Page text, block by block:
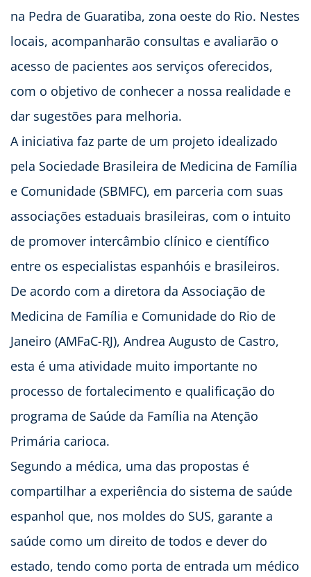
na Pedra de Guaratiba, zona oeste do Rio. Nestes
locais, acompanharão consultas e avaliarão o
acesso de pacientes aos serviços oferecidos,
com o objetivo de conhecer a nossa realidade e
dar sugestões para melhoria.
A iniciativa faz parte de um projeto idealizado
pela Sociedade Brasileira de Medicina de Família
e Comunidade (SBMFC), em parceria com suas
associações estaduais brasileiras, com o intuito
de promover intercâmbio clínico e científico
entre os especialistas espanhóis e brasileiros.
De acordo com a diretora da Associação de
Medicina de Família e Comunidade do Rio de
Janeiro (AMFaC-RJ), Andrea Augusto de Castro,
esta é uma atividade muito importante no
processo de fortalecimento e qualificação do
programa de Saúde da Família na Atenção
Primária carioca.
Segundo a médica, uma das propostas é
compartilhar a experiência do sistema de saúde
espanhol que, nos moldes do SUS, garante a
saúde como um direito de todos e dever do
estado, tendo como porta de entrada um médico